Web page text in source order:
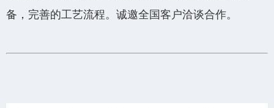
备，完善的工艺流程。诚邀全国客户洽谈合作。